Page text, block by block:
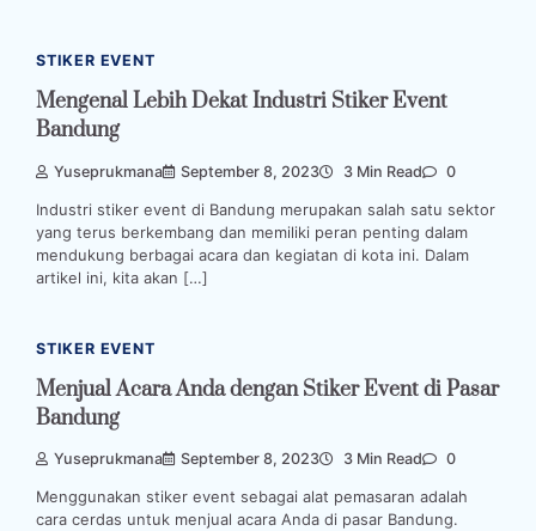
STIKER EVENT
Mengenal Lebih Dekat Industri Stiker Event
Bandung
Yuseprukmana September 8, 2023 3 Min Read 0
Industri stiker event di Bandung merupakan salah satu sektor
yang terus berkembang dan memiliki peran penting dalam
mendukung berbagai acara dan kegiatan di kota ini. Dalam
artikel ini, kita akan […]
STIKER EVENT
Menjual Acara Anda dengan Stiker Event di Pasar
Bandung
Yuseprukmana September 8, 2023 3 Min Read 0
Menggunakan stiker event sebagai alat pemasaran adalah
cara cerdas untuk menjual acara Anda di pasar Bandung.